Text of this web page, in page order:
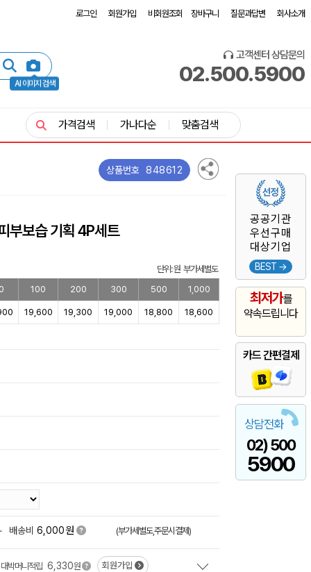
로그인 회원가입 비회원조회 장바구니 질문과답변 회사소개
AI 이미지 검색
고객센터 상담문의
02.500.5900
공공기관
우선구매
대상기업
BEST →
최저가를
약속드립니다
카드 간편결제
상담전화
02) 500
5900
가격검색 가나다순 맞춤검색
상품번호 848612
부보습 기획 4P세트
단위: 원 부가세별도
100 200 300 500 1,000
19,600 19,300 19,000 18,800 18,600
배송비 6,000원 (부가세별도,주문시결제)
대박머니적립 6,330원 회원가입